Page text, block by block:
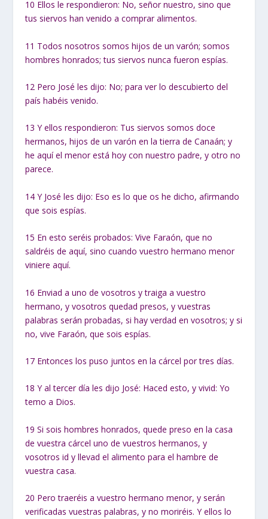
10 Ellos le respondieron: No, señor nuestro, sino que
tus siervos han venido a comprar alimentos.
11 Todos nosotros somos hijos de un varón; somos
hombres honrados; tus siervos nunca fueron espías.
12 Pero José les dijo: No; para ver lo descubierto del
país habéis venido.
13Y ellos respondieron: Tus siervos somos doce
hermanos, hijos de un varón en la tierra de Canaán; y
he aquí el menor está hoy con nuestro padre, y otro no
parece.
14Y José les dijo: Eso es lo que os he dicho, afirmando
que sois espías.
15 En esto seréis probados: Vive Faraón, que no
saldréis de aquí, sino cuando vuestro hermano menor
viniere aquí.
16 Enviad a uno de vosotros y traiga a vuestro
hermano, y vosotros quedad presos, y vuestras
palabras serán probadas, si hay verdad en vosotros; y si
no, vive Faraón, que sois espías.
17 Entonces los puso juntos en la cárcel por tres días.
18Y al tercer día les dijo José: Haced esto, y vivid: Yo
temo a Dios.
19Si sois hombres honrados, quede preso en la casa
de vuestra cárcel uno de vuestros hermanos, y
vosotros id y llevad el alimento para el hambre de
vuestra casa.
20 Pero traeréis a vuestro hermano menor, y serán
verificadas vuestras palabras, y no moriréis. Y ellos lo